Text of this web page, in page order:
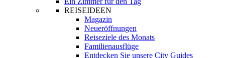
REISEIDEEN
Magazin
Neueröffnungen
Reiseziele des Monats
Familienausflüge
Entdecken Sie unsere City Guides